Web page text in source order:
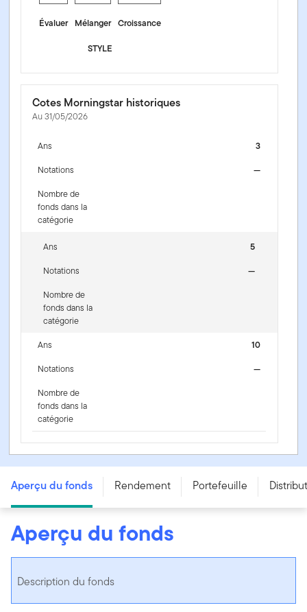
Évaluer Mélanger Croissance
STYLE
Cotes Morningstar historiques
Au 31/05/2026
Ans
3
Notations
—
Nombre de
fonds dans la
catégorie
Ans
5
Notations
—
Nombre de
fonds dans la
catégorie
Ans
10
Notations
—
Nombre de
fonds dans la
catégorie
Franklin dividendes américains de qualité et avantages
concurrentiels - FDIV
Aperçu du fonds Rendement Portefeuille
Aperçu du fonds
Description du fonds